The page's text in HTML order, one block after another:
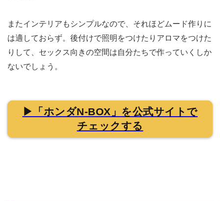
またインテリアもシンプルなので、それほどムード作りに
は適しておらず。後付けで照明をつけたりアロマをつけた
りして、セックス向きの空間は自分たちで作っていくしか
ないでしょう。
▶「ホンダN-BOX」を公式サイトで
チェックする